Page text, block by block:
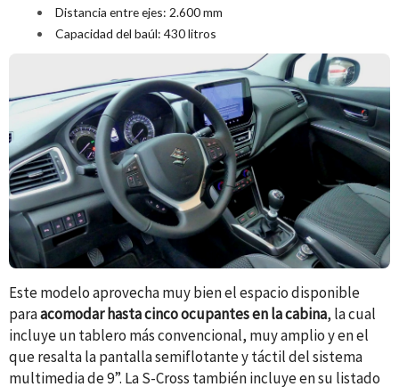
Distancia entre ejes: 2.600 mm
Capacidad del baúl: 430 litros
Este modelo aprovecha muy bien el espacio disponible
paraacomodar hasta cinco ocupantes en la cabina, la cual
incluye un tablero más convencional, muy amplio y en el
que resalta la pantalla semiflotante y táctil del sistema
multimedia de 9”. La S-Cross también incluye en su listado